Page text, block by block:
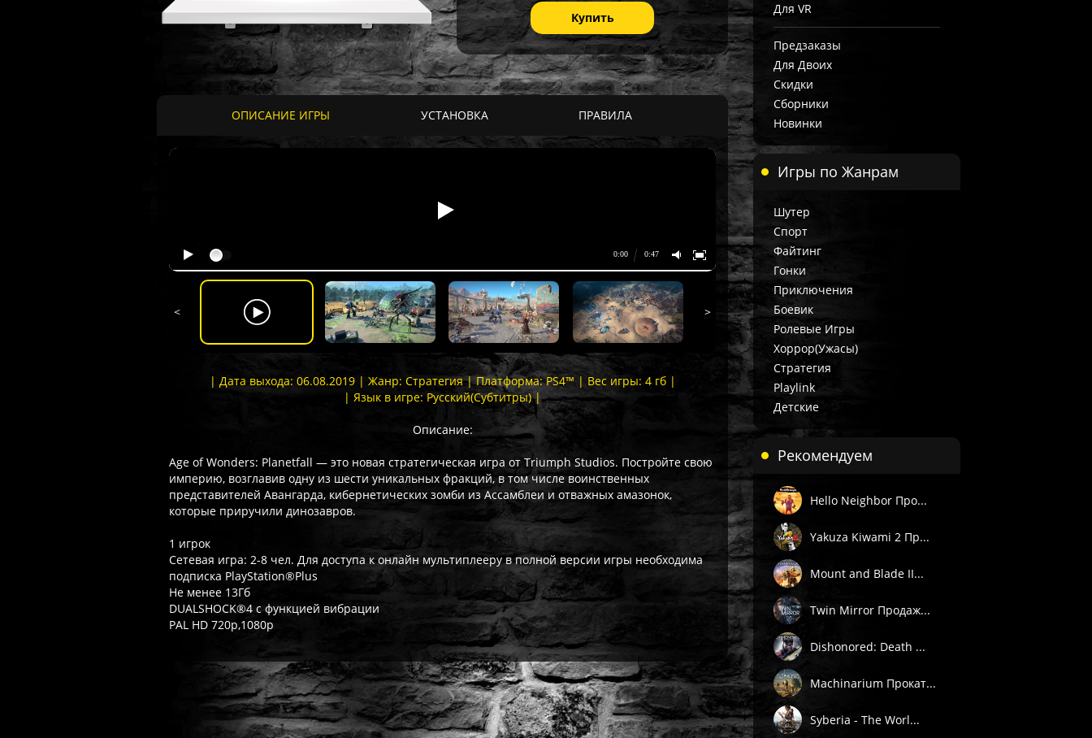
Купить
ОПИСАНИЕ ИГРЫ УСТАНОВКА ПРАВИЛА
< >
| Дата выхода: 06.08.2019 | Жанр: Стратегия | Платформа: PS4™ | Вес игры: 4 гб |
| Язык в игре: Русский(Субтитры) |
Описание:
Age of Wonders: Planetfall — это новая стратегическая игра от Triumph Studios. Постройте свою
империю, возглавив одну из шести уникальных фракций, в том числе воинственных
представителей Авангарда, кибернетических зомби из Ассамблеи и отважных амазонок,
которые приручили динозавров.
1 игрок
Сетевая игра: 2-8 чел. Для доступа к онлайн мультиплееру в полной версии игры необходима
подписка PlayStation®Plus
Не менее 13Гб
DUALSHOCK®4 с функцией вибрации
PAL HD 720p,1080p
Часто спрашивают
Когда я получу доступ к игре?Прокат выдаётся автоматически сразу после оплаты. Активации (П3, П1) — вручную в течение 3 часов в рабочее время
Для VR
Предзаказы
Для Двоих
Скидки
Сборники
Новинки
Игры по Жанрам
Шутер
Спорт
Файтинг
Гонки
Приключения
Боевик
Ролевые Игры
Хоррор(Ужасы)
Стратегия
Playlink
Детские
Рекомендуем
Hello Neighbor Про...
Yakuza Kiwami 2 Пр...
Mount and Blade II...
Twin Mirror Продаж...
Dishonored: Death ...
Machinarium Прокат...
Syberia - The Worl...